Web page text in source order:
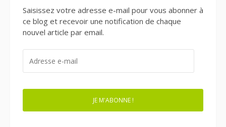
Saisissez votre adresse e-mail pour vous abonner à
ce blog et recevoir une notification de chaque
nouvel article par email.
MAIL
JE M'ABONNE !